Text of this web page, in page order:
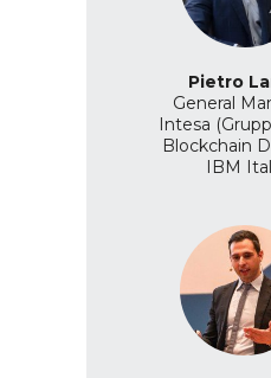
Pietro
General
Intesa
Blockchain
IBM